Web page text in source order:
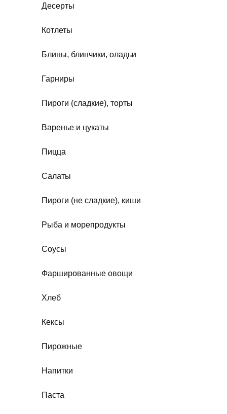
Десерты
Котлеты
Блины, блинчики, оладьи
Гарниры
Пироги (сладкие), торты
Варенье и цукаты
Пицца
Салаты
Пироги (не сладкие), киши
Рыба и морепродукты
Соусы
Фаршированные овощи
Хлеб
Кексы
Пирожные
Напитки
Паста